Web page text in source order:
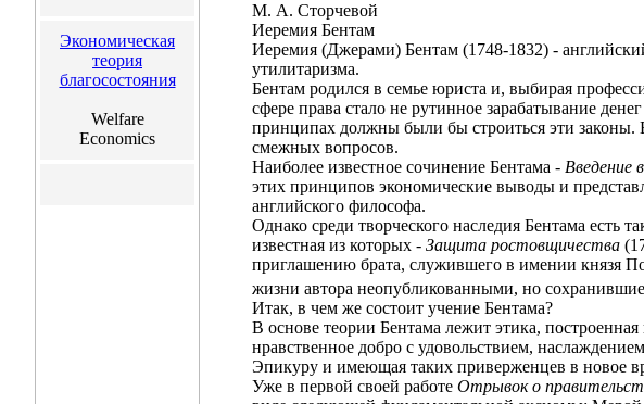
Экономическая
теория
благосостояния
Welfare
Economics
М. А. Сторчевой
Иеремия Бентам
Иеремия (Джерами) Бентам (1748-1832) -
утилитаризма.
Бентам родился в семье юриста и, выбирая
сфере права стало не рутинное зарабатывание
принципах должны были бы строиться эти
смежных вопросов.
Наиболее известное сочинение Бентама - Введение
этих принципов экономические выводы и
английского философа.
Однако среди творческого наследия Бентама есть
известная из которых - Защита ростовщичества
приглашению брата, служившего в имении князя
жизни автора неопубликованными, но
Итак, в чем же состоит учение Бентама?
В основе теории Бентама лежит этика,
нравственное добро с удовольствием,
Эпикуру и имеющая таких приверженцев в новое
Уже в первой своей работе Отрывок о